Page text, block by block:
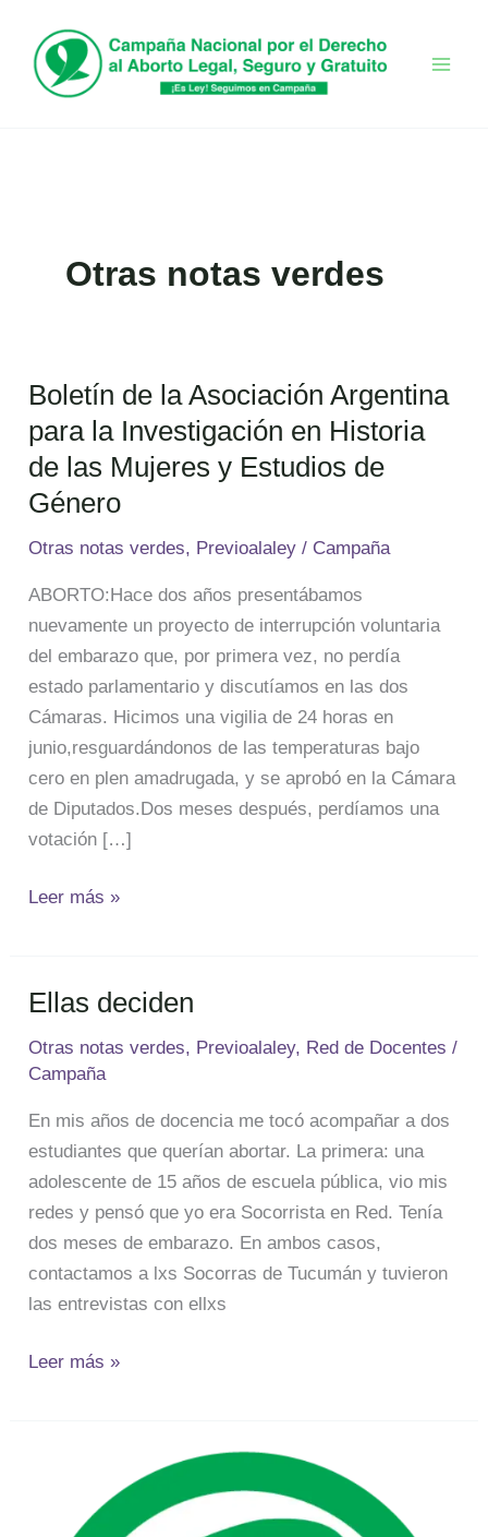
contenido
Otras notas verdes
Boletín de la Asociación Argentina
para la Investigación en Historia
de las Mujeres y Estudios de
Género
Otras notas verdes, Previoalaley / Campaña
ABORTO:Hace dos años presentábamos
nuevamente un proyecto de interrupción voluntaria
del embarazo que, por primera vez, no perdía
estado parlamentario y discutíamos en las dos
Cámaras. Hicimos una vigilia de 24 horas en
junio,resguardándonos de las temperaturas bajo
cero en plen amadrugada, y se aprobó en la Cámara
de Diputados.Dos meses después, perdíamos una
votación […]
Boletín
de
la
Asociación
Argentina
para
Investigación
en
Historia
de
las
Mujeres
y
Estudios
de
Leer más »
Ellas deciden
Otras notas verdes, Previoalaley, Red de Docentes /
Campaña
En mis años de docencia me tocó acompañar a dos
estudiantes que querían abortar. La primera: una
adolescente de 15 años de escuela pública, vio mis
redes y pensó que yo era Socorrista en Red. Tenía
dos meses de embarazo. En ambos casos,
contactamos a lxs Socorras de Tucumán y tuvieron
las entrevistas con ellxs
Ellas
Leer más »